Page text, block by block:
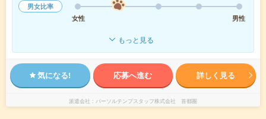
男女比率
女性
男性
もっと見る
気になる! 応募へ進む 詳しく見る
派遣会社 パーソルテンプスタッフ株式会社 首都圏